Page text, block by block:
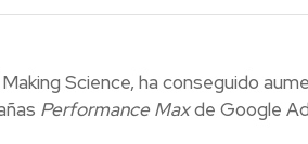
Science, ha conseguido
Performance Maxde Google